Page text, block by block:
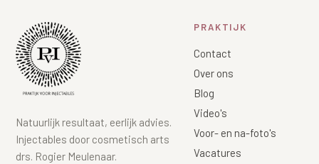
Natuurlijk resultaat, eerlijk advies.
Injectables door cosmetisch arts
drs. Rogier Meulenaar.
PRAKTIJK
Contact
Over ons
Blog
Video's
Voor- en na-foto's
Vacatures